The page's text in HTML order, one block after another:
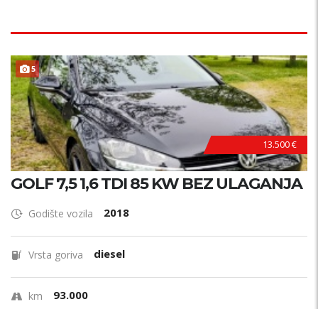
5
13.500 €
GOLF 7,5 1,6 TDI 85 KW BEZ ULAGANJA
Godište vozila 2018
Vrsta goriva diesel
km 93.000